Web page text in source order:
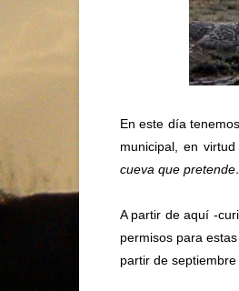
En este día
municipal, en
cueva que
A partir de aquí -
permisos para
partir de septiembre